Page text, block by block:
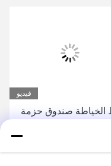
فيديو
الخياطة صندوق حزمة
طوابير و 32 PCS البوبينز